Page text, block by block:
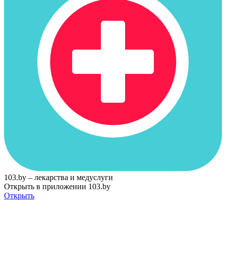
103.by – лекарства и медуслуги
Открыть в приложении 103.by
Открыть